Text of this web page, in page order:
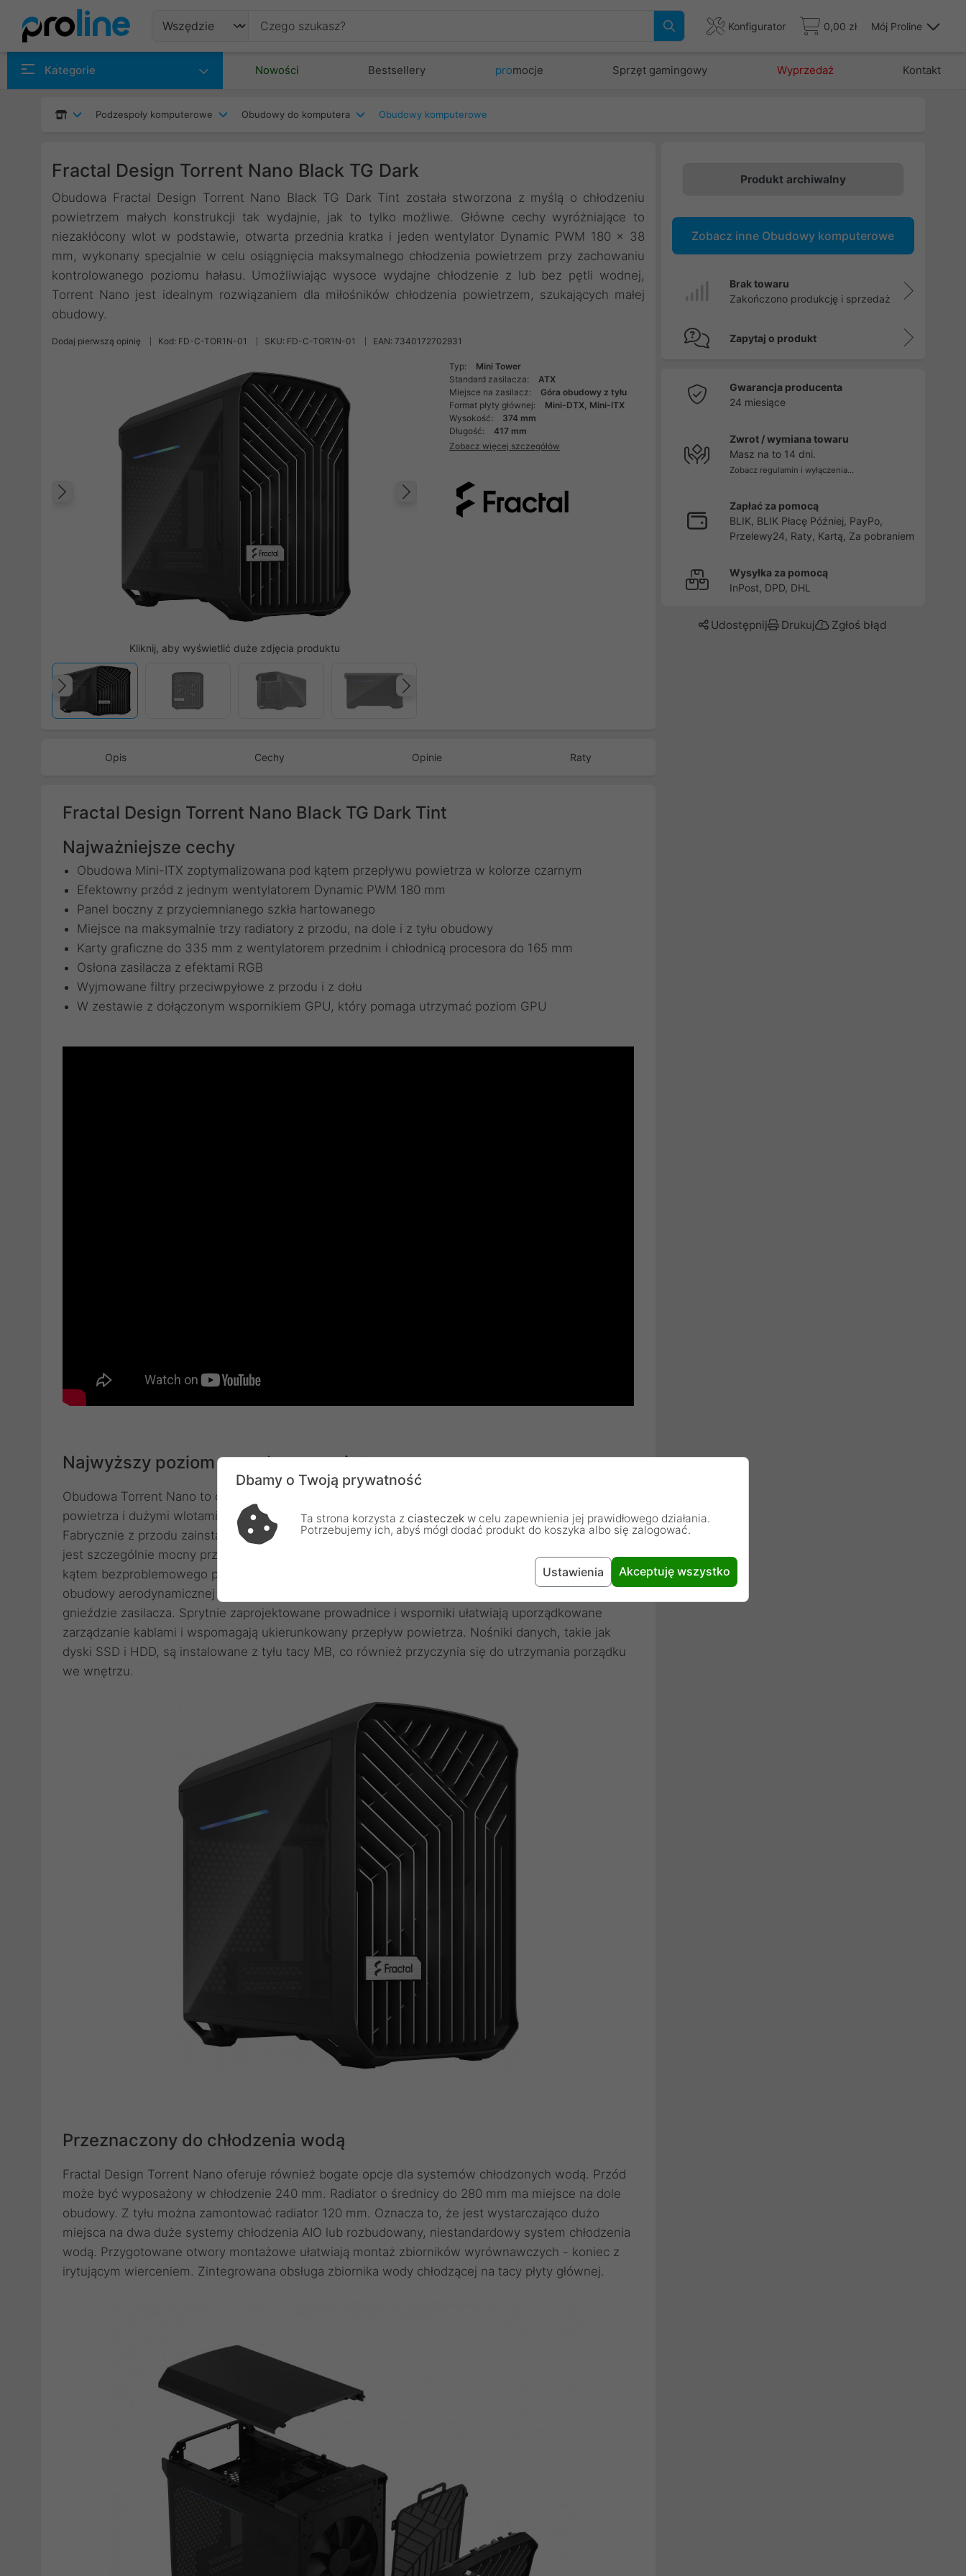
Konfigurator 0,00 zł Mój Proline
Kategorie Nowości Bestsellery promocje Sprzęt gamingowy Wyprzedaż Kontakt
Podzespoły komputerowe Obudowy do komputera Obudowy komputerowe
Fractal Design Torrent Nano Black TG Dark
Obudowa Fractal Design Torrent Nano Black TG Dark Tint została stworzona z myślą o chłodzeniu
powietrzem małych konstrukcji tak wydajnie, jak to tylko możliwe. Główne cechy wyróżniające to
niezakłócony wlot w podstawie, otwarta przednia kratka i jeden wentylator Dynamic PWM 180 x 38
mm, wykonany specjalnie w celu osiągnięcia maksymalnego chłodzenia powietrzem przy zachowaniu
kontrolowanego poziomu hałasu. Umożliwiając wysoce wydajne chłodzenie z lub bez pętli wodnej,
Torrent Nano jest idealnym rozwiązaniem dla miłośników chłodzenia powietrzem, szukających małej
obudowy.
Dodaj pierwszą opinię Kod: FD-C-TOR1N-01 SKU: FD-C-TOR1N-01 EAN: 7340172702931
Następny
Kliknij, aby wyświetlić duże zdjęcia produktu
Poprzedni
Typ:
Mini Tower
Standard zasilacza:
ATX
Miejsce na zasilacz:
Góra obudowy z tyłu
Format płyty głównej:
Mini-DTX, Mini-ITX
Wysokość:
374 mm
Długość:
417 mm
Zobacz więcej szczegółów
Opis Cechy Opinie Raty
Fractal Design Torrent Nano Black TG Dark Tint
Najważniejsze cechy
Obudowa Mini-ITX zoptymalizowana pod kątem przepływu powietrza w kolorze czarnym
Efektowny przód z jednym wentylatorem Dynamic PWM 180 mm
Panel boczny z przyciemnianego szkła hartowanego
Miejsce na maksymalnie trzy radiatory z przodu, na dole i z tyłu obudowy
Karty graficzne do 335 mm z wentylatorem przednim i chłodnicą procesora do 165 mm
Osłona zasilacza z efektami RGB
Wyjmowane filtry przeciwpyłowe z przodu i z dołu
W zestawie z dołączonym wspornikiem GPU, który pomaga utrzymać poziom GPU
Najwyższy poziom przepływu powietrza
Obudowa Torrent Nano to obudowa mini ITX z wnętrzem zoptymalizowanym pod kątem przepływu
powietrza i dużymi wlotami powietrza. Przód i dół są wyposażone w duże wloty powietrza.
Fabrycznie z przodu zainstalowany jest jeden wentylator 180 mm. Został on specjalnie opracowany i
jest szczególnie mocny przy grubości 38 mm. Wnętrze zostało całkowicie zoptymalizowane pod
kątem bezproblemowego przepływu powietrza. Zasilacz znajduje się w montowanej na górze
obudowy aerodynamicznej osłonie ze zintegrowanymi efektami ARGB w aerodynamicznym
gnieździe zasilacza. Sprytnie zaprojektowane prowadnice i wsporniki ułatwiają uporządkowane
zarządzanie kablami i wspomagają ukierunkowany przepływ powietrza. Nośniki danych, takie jak
dyski SSD i HDD, są instalowane z tyłu tacy MB, co również przyczynia się do utrzymania porządku
we wnętrzu.
Przeznaczony do chłodzenia wodą
Fractal Design Torrent Nano oferuje również bogate opcje dla systemów chłodzonych wodą. Przód
może być wyposażony w chłodzenie 240 mm. Radiator o średnicy do 280 mm ma miejsce na dole
obudowy. Z tyłu można zamontować radiator 120 mm. Oznacza to, że jest wystarczająco dużo
miejsca na dwa duże systemy chłodzenia AIO lub rozbudowany, niestandardowy system chłodzenia
wodą. Przygotowane otwory montażowe ułatwiają montaż zbiorników wyrównawczych - koniec z
irytującym wierceniem. Zintegrowana obsługa zbiornika wody chłodzącej na tacy płyty głównej.
Produkt archiwalny
Zobacz inne Obudowy komputerowe
Brak towaru
Zakończono produkcję i sprzedaż
Zapytaj o produkt
Gwarancja producenta
24 miesiące
Zwrot / wymiana towaru
Masz na to 14 dni.
Zobacz regulamin i wyłączenia...
Zapłać za pomocą
BLIK, BLIK Płacę Później, PayPo,
Przelewy24, Raty, Kartą, Za pobraniem
Wysyłka za pomocą
InPost, DPD, DHL
Udostępnij Drukuj Zgłoś błąd
Dbamy o Twoją prywatność
Ta strona korzysta z ciasteczek w celu zapewnienia jej prawidłowego działania.
Potrzebujemy ich, abyś mógł dodać produkt do koszyka albo się zalogować.
Ustawienia Akceptuję wszystko